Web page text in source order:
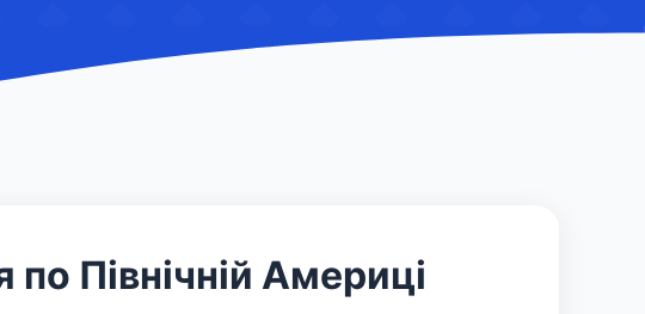
Північній Америці